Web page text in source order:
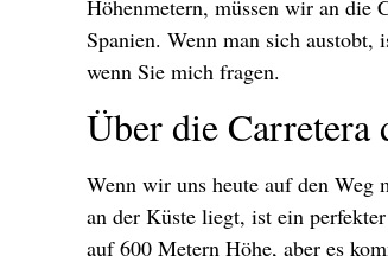
Höhenmetern, müssen wir an die
Spanien. Wenn man sich
wenn Sie mich fragen.
Über die Carretera
Wenn wir uns heute auf den Weg
an der Küste liegt, ist ein
auf 600 Metern Höhe, aber es